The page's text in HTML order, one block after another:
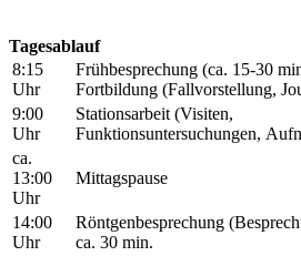
Tagesablauf
8:15
Uhr
Frühbesprechung (ca. 15-30
Fortbildung (Fallvorstellung,
9:00
Uhr
Stationsarbeit (Visiten,
Funktionsuntersuchungen,
ca.
13:00
Uhr
Mittagspause
14:00
Uhr
Röntgenbesprechung
ca. 30 min.